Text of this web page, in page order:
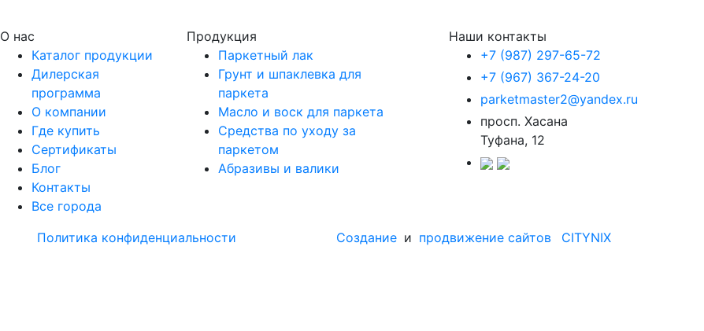
О нас
Каталог продукции
Дилерская
программа
О компании
Где купить
Сертификаты
Блог
Контакты
Все города
Продукция
Паркетный лак
Грунт и шпаклевка для
паркета
Масло и воск для паркета
Средства по уходу за
паркетом
Абразивы и валики
Наши контакты
+7 (987) 297-65-72
+7 (967) 367-24-20
parketmaster2@yandex.ru
просп. Хасана
Туфана, 12
Политика конфиденциальности Создание и продвижение сайтов CITYNIX